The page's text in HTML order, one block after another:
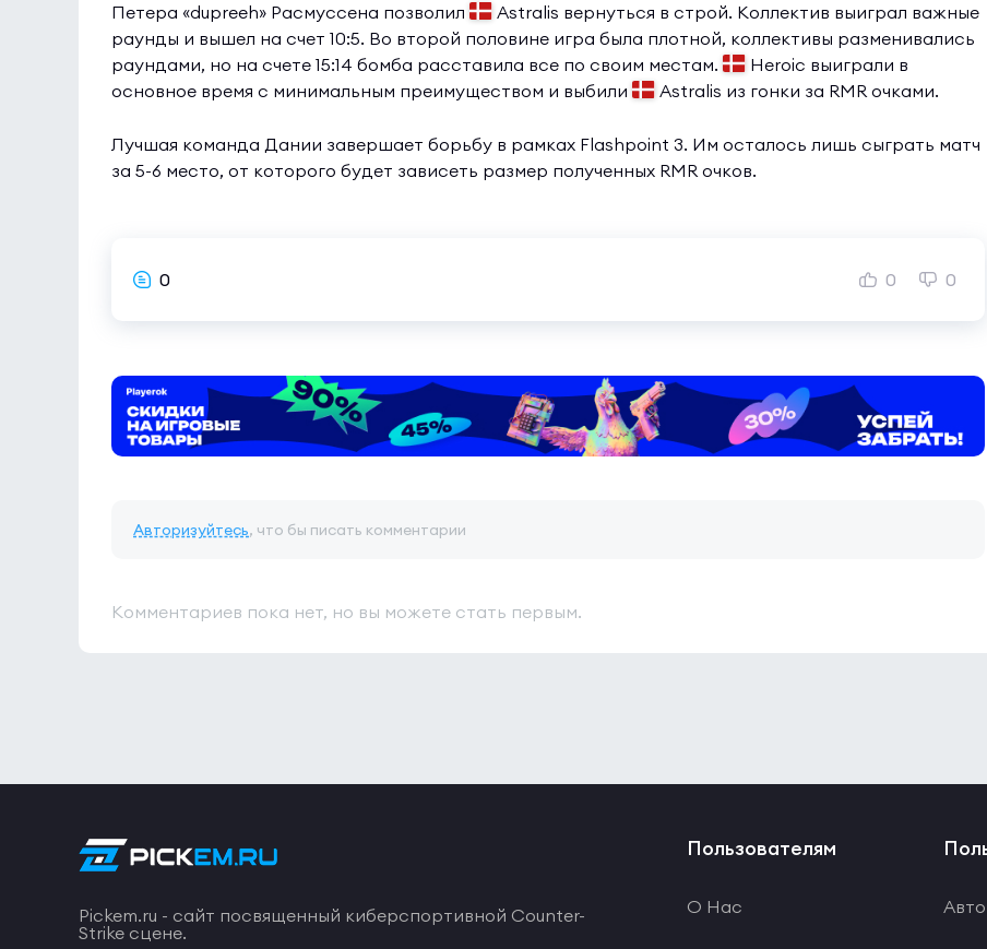
Петера «dupreeh» Расмуссена позволил
Astralis вернуться в строй. Коллектив выиграл важные
раунды и вышел на счет 10:5. Во второй половине игра была плотной, коллективы разменивались
раундами, но на счете 15:14 бомба расставила все по своим местам.
Heroic выиграли в
основное время с минимальным преимуществом и выбили
Astralis из гонки за RMR очками.
Лучшая команда Дании завершает борьбу в рамках Flashpoint 3. Им осталось лишь сыграть матч
за 5-6 место, от которого будет зависеть размер полученных RMR очков.
0 0 0
Авторизуйтесь, что бы писать комментарии
Комментариев пока нет, но вы можете стать первым.
Pickem.ru - сайт посвященный киберспортивной Counter-
Strike сцене.
Пользователям
О Нас